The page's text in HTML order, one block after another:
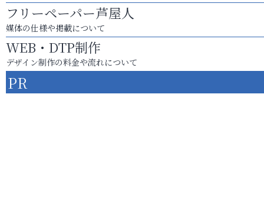
フリーペーパー芦屋人
媒体の仕様や掲載について
WEB・DTP制作
デザイン制作の料金や流れについて
PR